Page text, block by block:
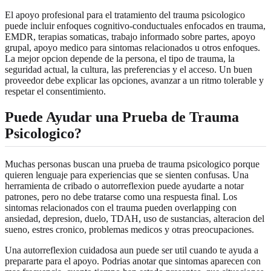
El apoyo profesional para el tratamiento del trauma psicologico
puede incluir enfoques cognitivo-conductuales enfocados en trauma,
EMDR, terapias somaticas, trabajo informado sobre partes, apoyo
grupal, apoyo medico para sintomas relacionados u otros enfoques.
La mejor opcion depende de la persona, el tipo de trauma, la
seguridad actual, la cultura, las preferencias y el acceso. Un buen
proveedor debe explicar las opciones, avanzar a un ritmo tolerable y
respetar el consentimiento.
Puede Ayudar una Prueba de Trauma
Psicologico?
Muchas personas buscan una prueba de trauma psicologico porque
quieren lenguaje para experiencias que se sienten confusas. Una
herramienta de cribado o autorreflexion puede ayudarte a notar
patrones, pero no debe tratarse como una respuesta final. Los
sintomas relacionados con el trauma pueden overlapping con
ansiedad, depresion, duelo, TDAH, uso de sustancias, alteracion del
sueno, estres cronico, problemas medicos y otras preocupaciones.
Una autorreflexion cuidadosa aun puede ser util cuando te ayuda a
prepararte para el apoyo. Podrias anotar que sintomas aparecen con